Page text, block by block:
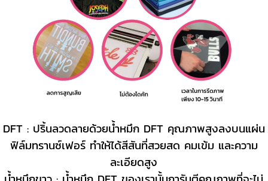
DFT : ปริ้นลวดลายด้วยน้ำหมึก DFT คุณภาพสูงลงบนแผ่น
ฟิล์มทรานซ์เฟอร์ ทำให้ได้สีสันที่สวยสด คมเข้ม และความ
ละเอียดสูง